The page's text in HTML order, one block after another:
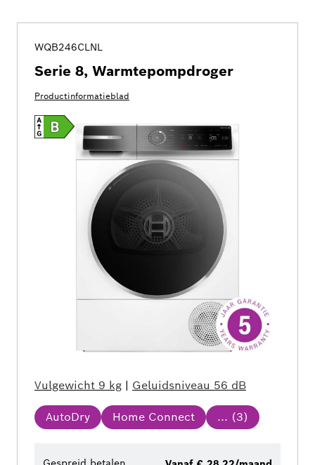
WQB246CLNL
Serie 8, Warmtepompdroger
Productinformatieblad
Vulgewicht 9 kg | Geluidsniveau 56 dB
AutoDry Home Connect ... (3)